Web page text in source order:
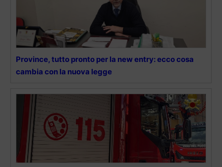
Province, tutto pronto per la new entry: ecco cosa
cambia con la nuova legge